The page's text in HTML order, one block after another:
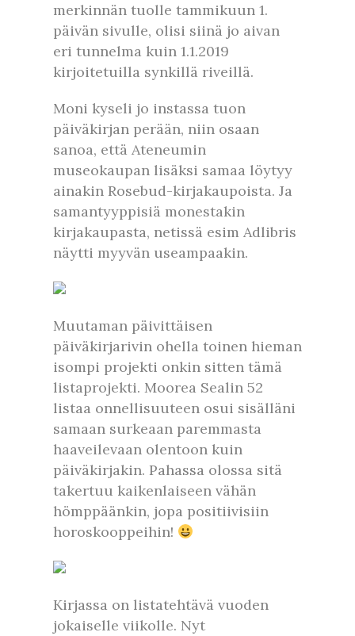
merkinnän tuolle tammikuun 1.
päivän sivulle, olisi siinä jo aivan
eri tunnelma kuin 1.1.2019
kirjoitetuilla synkillä riveillä.
Moni kyseli jo instassa tuon
päiväkirjan perään, niin osaan
sanoa, että Ateneumin
museokaupan lisäksi samaa löytyy
ainakin Rosebud-kirjakaupoista. Ja
samantyyppisiä monestakin
kirjakaupasta, netissä esim Adlibris
näytti myyvän useampaakin.
Muutaman päivittäisen
päiväkirjarivin ohella toinen hieman
isompi projekti onkin sitten tämä
listaprojekti. Moorea Sealin 52
listaa onnellisuuteen osui sisälläni
samaan surkeaan paremmasta
haaveilevaan olentoon kuin
päiväkirjakin. Pahassa olossa sitä
takertuu kaikenlaiseen vähän
hömppäänkin, jopa positiivisiin
horoskooppeihin!
Kirjassa on listatehtävä vuoden
jokaiselle viikolle. Nyt